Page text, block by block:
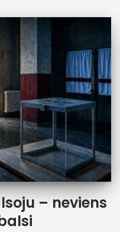
– neviens